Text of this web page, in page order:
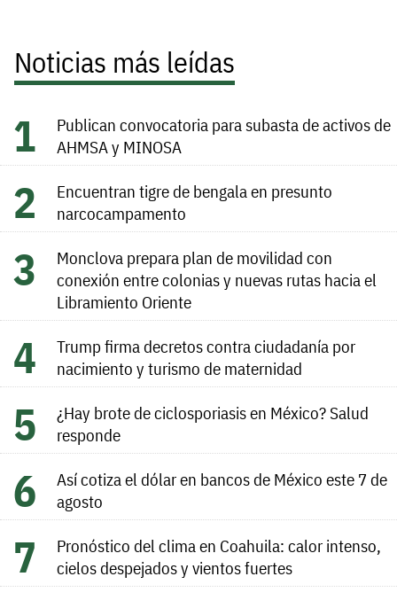
Noticias más leídas
Publican convocatoria para subasta de activos de
AHMSA y MINOSA
Encuentran tigre de bengala en presunto
narcocampamento
Monclova prepara plan de movilidad con
conexión entre colonias y nuevas rutas hacia el
Libramiento Oriente
Trump firma decretos contra ciudadanía por
nacimiento y turismo de maternidad
¿Hay brote de ciclosporiasis en México? Salud
responde
Así cotiza el dólar en bancos de México este 7 de
agosto
Pronóstico del clima en Coahuila: calor intenso,
cielos despejados y vientos fuertes